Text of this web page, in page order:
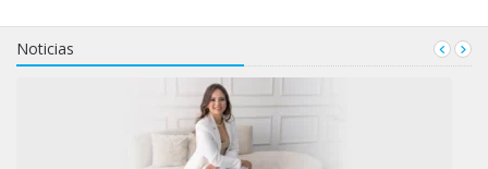
Noticias